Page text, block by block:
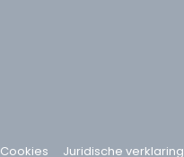
Cookies Juridische verklaring